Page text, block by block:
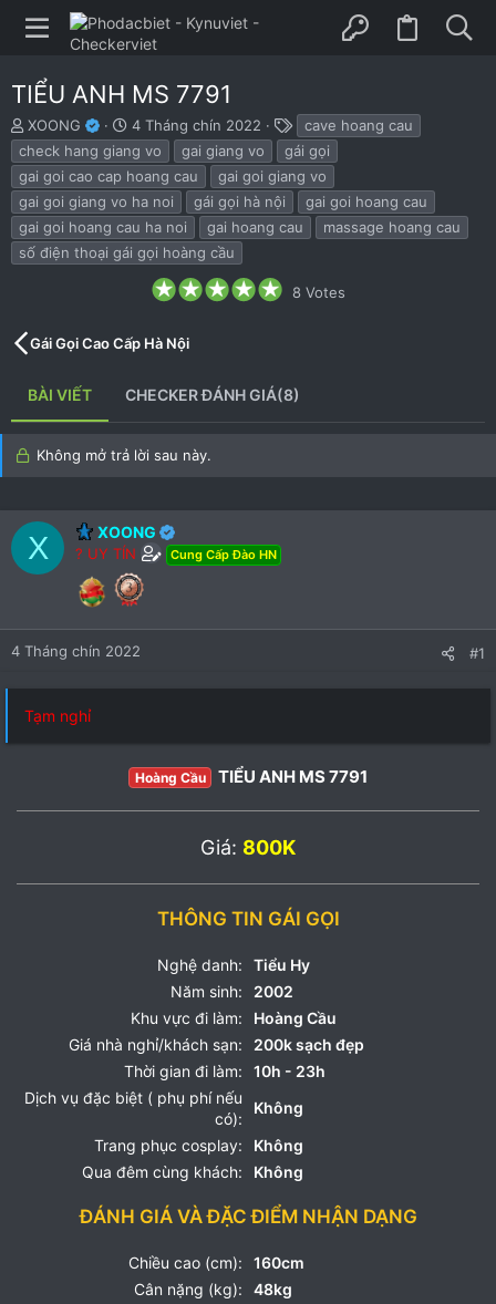
TIỂU ANH MS 7791
B
ắ
t
đ
ầ
u
XOONG
N
g
à
y
b
ắ
t
đ
4 Tháng chín 2022
h
ẻ
cave hoang cau
check hang giang vo
gai giang vo
gái gọi
gai goi cao cap hoang cau
gai goi giang vo
gai goi giang vo ha noi
gái gọi hà nội
gai goi hoang cau
gai goi hoang cau ha noi
gai hoang cau
massage hoang cau
số điện thoại gái gọi hoàng cầu
5
.
a
r
(
8 Votes
Gái Gọi Cao Cấp Hà Nội
BÀI VIẾT CHECKER ĐÁNH GIÁ(8)
Không mở trả lời sau này.
X XOONG
? UY TÍN Cung Cấp Đào HN
4 Tháng chín 2022 #1
Tạm nghỉ
Hoàng Cầu TIỂU ANH MS 7791
Giá: 800K
THÔNG TIN GÁI GỌI
Nghệ danh:
Tiểu Hy
Năm sinh:
2002
Khu vực đi làm:
Hoàng Cầu
Giá nhà nghỉ/khách sạn:
200k sạch đẹp
Thời gian đi làm:
10h - 23h
Dịch vụ đặc biệt ( phụ phí nếu
có):
Không
Trang phục cosplay:
Không
Qua đêm cùng khách:
Không
ĐÁNH GIÁ VÀ ĐẶC ĐIỂM NHẬN DẠNG
Chiều cao (cm):
160cm
Cân nặng (kg):
48kg